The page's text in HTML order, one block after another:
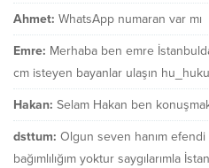
Ahmet: WhatsApp numaran var mı
Emre: Merhaba ben emre
cm isteyen bayanlar ulaşın
Hakan: Selam Hakan ben
dsttum: Olgun seven hanım efendi
bağımlılığım yoktur saygılarımla